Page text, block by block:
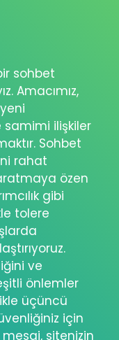
sohbet
Amacımız,
samimi ilişkiler
Sohbet
rahat
özen
gibi
tolere
ve
önlemler
üçüncü
için
mesaj, sitenizin